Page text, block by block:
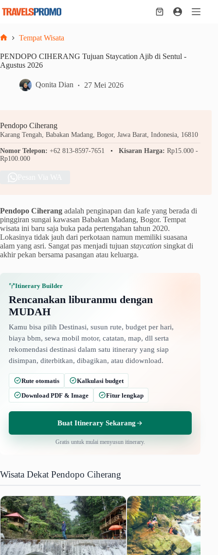
Shopping
Tempat Wisata
PENDOPO CIHERANG Tujuan Staycation Ajib di Sentul -
Agustus 2026
Qonita Dian 27 Mei 2026
Pendopo Ciherang
Karang Tengah, Babakan Madang, Bogor, Jawa Barat, Indonesia, 16810
Nomor Telepon: +62 813-8597-7651 Kisaran Harga: Rp15.000 -
Rp100.000
Pendopo Ciherang adalah penginapan dan kafe yang berada di
pinggiran sungai kawasan Babakan Madang, Bogor. Tempat
wisata ini baru saja buka pada pertengahan tahun 2020.
Lokasinya tidak jauh dari perkotaan namun memiliki suasana
alam yang asri. Sangat pas menjadi tujuan staycation singkat di
akhir pekan bersama pasangan atau keluarga.
Itinerary Builder
Rencanakan liburanmu dengan
MUDAH
Kamu bisa pilih Destinasi, susun rute, budget per hari,
biaya bbm, sewa mobil motor, catatan, map, dll serta
rekomendasi destinasi dalam satu itinerary yang siap
disimpan, diterbitkan, dibagikan, atau didownload.
Rute otomatis
Kalkulasi budget
Download PDF & Image
Fitur lengkap
Buat Itinerary Sekarang
Gratis untuk mulai menyusun itinerary.
Wisata Dekat Pendopo Ciherang